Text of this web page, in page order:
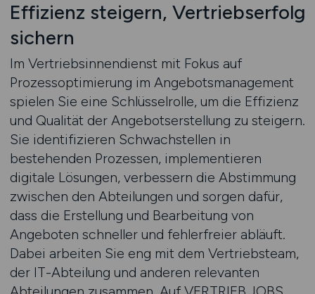
Effizienz steigern, Vertriebserfolg
sichern
Im Vertriebsinnendienst mit Fokus auf
Prozessoptimierung im Angebotsmanagement
spielen Sie eine Schlüsselrolle, um die Effizienz
und Qualität der Angebotserstellung zu steigern.
Sie identifizieren Schwachstellen in
bestehenden Prozessen, implementieren
digitale Lösungen, verbessern die Abstimmung
zwischen den Abteilungen und sorgen dafür,
dass die Erstellung und Bearbeitung von
Angeboten schneller und fehlerfreier abläuft.
Dabei arbeiten Sie eng mit dem Vertriebsteam,
der IT-Abteilung und anderen relevanten